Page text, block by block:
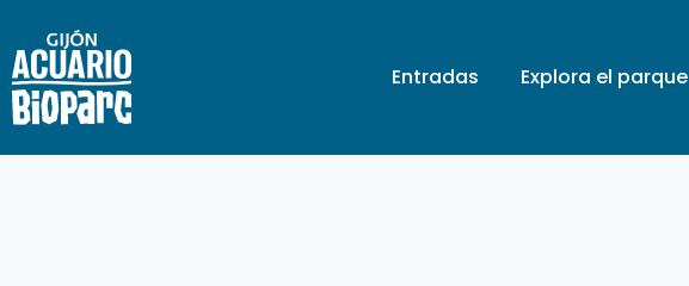
Entradas Explora el parque